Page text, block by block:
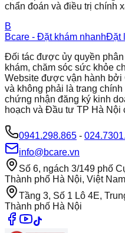
chẩn đoán và điều trị chính
B
Bcare - Đặt khám nhanhĐặt
Đối tác được ủy quyền
khám, chăm sóc sức khỏe
Website được vận hành
và không phải là trang
chứng nhận đăng ký kinh
hoạch và Đầu tư TP Hà Nội
0941.298.865 -
info@bcare.vn
Số 6, ngách 3/149 phố
Thành phố Hà Nội, Việt Nam
Tầng 3, Số 1 Lô 4E,
Thành phố Hà Nội